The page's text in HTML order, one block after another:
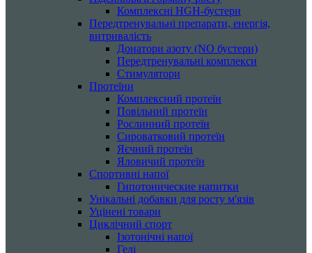
Комплексні HGH-бустери
Передтренувальні препарати, енергія,
витривалість
Донатори азоту (NO бустери)
Передтренувальні комплекси
Стимулятори
Протеїни
Комплексний протеїн
Повільний протеїн
Рослинний протеїн
Сироватковий протеїн
Яєчний протеїн
Яловичий протеїн
Спортивні напої
Гипотонические напитки
Унікальні добавки для росту м'язів
Уцінені товари
Циклічний спорт
Ізотонічні напої
Гелі